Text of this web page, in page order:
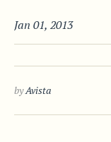
Jan 01, 2013
byAvista